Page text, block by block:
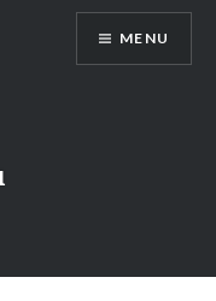
MENU